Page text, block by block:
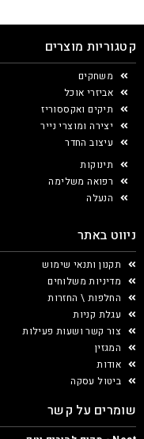
קטגוריות מוצרים
משחקים
אביזרי אוכל
תיקים ואקססוריז
יצירה ומוצרי נייר
עיצוב החדר
תינוקות
רפואה משלימה
הנעלה
ניווט באתר
תקנון ותנאי שימוש
מדיניות משלוחים
החלפות \ החזרות
עגלת קניות
צור קשר ושעות פעילות
המגזין
אודות
ביטול עסקה
שומרים על קשר